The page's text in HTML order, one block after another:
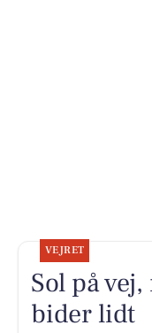
VEJRET
Sol på
bider lidt